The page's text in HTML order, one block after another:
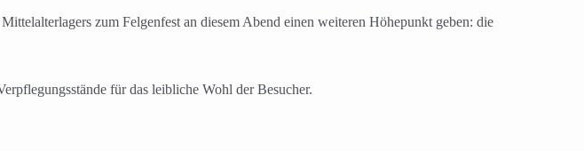
zum Felgenfest an diesem Abend einen weiteren Höhepunkt geben: die
für das leibliche Wohl der Besucher.